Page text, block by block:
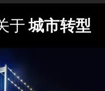
于 城市转型